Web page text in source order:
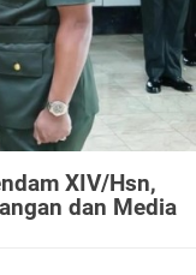
XIV/Hsn,
dan Media